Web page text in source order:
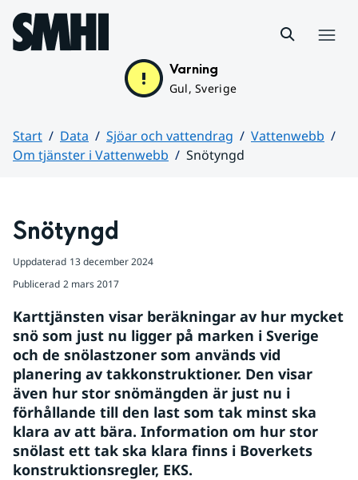
Hoppa till sidans innehåll
Varning
Gul, Sverige
Start Data Sjöar och vattendrag
Vattenwebb
Om tjänster i Vattenwebb
Snötyngd
Snötyngd
Uppdaterad 13 december 2024
Publicerad 2 mars 2017
Karttjänsten visar beräkningar av hur mycket
snö som just nu ligger på marken i Sverige
och de snölastzoner som används vid
planering av takkonstruktioner. Den visar
även hur stor snömängden är just nu i
förhållande till den last som tak minst ska
klara av att bära. Information om hur stor
snölast ett tak ska klara finns i Boverkets
konstruktionsregler, EKS.